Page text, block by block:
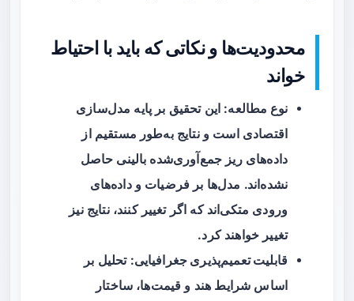
محدودیت‌ها و نکاتی که باید با احتیاط
خواند
نوع مطالعه: این تحقیق بر پایه مدل‌سازی
اقتصادی است و نتایج به‌طور مستقیم از
داده‌های ریز جمع‌آوری‌شده بالینی حاصل
نشده‌اند. مدل‌ها بر فرضیات و داده‌های
ورودی متکی‌اند که اگر تغییر کنند، نتایج نیز
تغییر خواهند کرد.
قابلیت تعمیم‌پذیری جغرافیایی: تحلیل بر
اساس شرایط هند و قیمت‌ها، ساختار